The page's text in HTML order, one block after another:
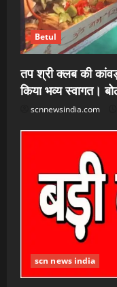
Betul
तप श्री क्लब की
किया भव्य स्वागत।
scnnewsindia.com
scn news india